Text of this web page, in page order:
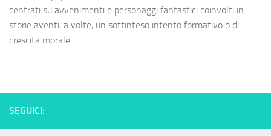
centrati su avvenimenti e personaggi fantastici coinvolti in
storie aventi, a volte, un sottinteso intento formativo o di
crescita morale....
SEGUICI: